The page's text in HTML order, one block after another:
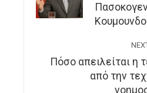
Πόσο απειλείται η
από την